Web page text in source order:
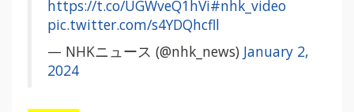
https://t.co/UGWveQ1hVi#nhk_video
pic.twitter.com/s4YDQhcfll
— NHKニュース (@nhk_news) January 2,
2024